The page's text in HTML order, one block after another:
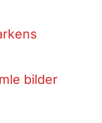
bilder